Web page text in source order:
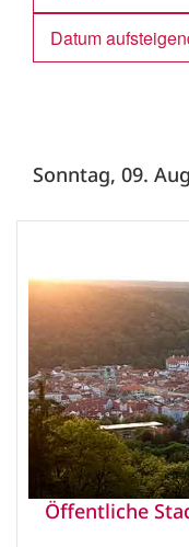
Sonntag, 09.
Öffentliche